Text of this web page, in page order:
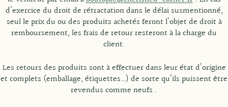
d’exercice du droit de rétractation dans le délai susmentionné,
seul le prix du ou des produits achetés feront l’objet de droit à
remboursement, les frais de retour resteront à la charge du
client.
Les retours des produits sont à effectuer dans leur état d’origine
et complets (emballage, étiquettes…) de sorte qu’ils puissent être
revendus comme neufs .